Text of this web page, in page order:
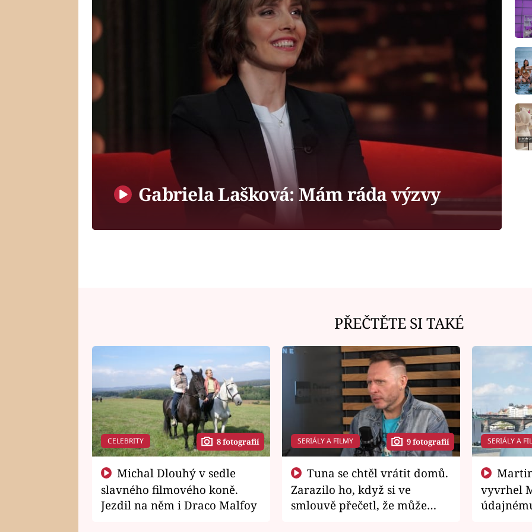
Gabriela Lašková: Mám ráda výzvy
PŘEČTĚTE SI TAKÉ
CELEBRITY 8 fotografií
slavného filmového koně.
Jezdil na něm i Draco Malfoy
SERIÁLY A FILMY 9 fotografií
Zarazilo ho, když si ve
smlouvě přečetl, že může
SERIÁLY A
vyvrhel